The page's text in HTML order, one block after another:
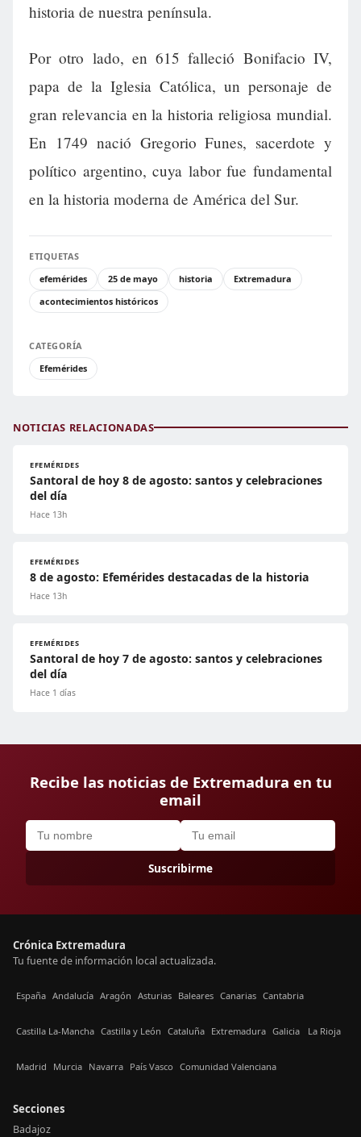
historia de nuestra península.
Por otro lado, en 615 falleció Bonifacio IV,
papa de la Iglesia Católica, un personaje de
gran relevancia en la historia religiosa mundial.
En 1749 nació Gregorio Funes, sacerdote y
político argentino, cuya labor fue fundamental
en la historia moderna de América del Sur.
ETIQUETAS
efemérides
25 de mayo historia
Extremadura
acontecimientos históricos
CATEGORÍA
Efemérides
NOTICIAS RELACIONADAS
EFEMÉRIDES
Santoral de hoy 8 de agosto: santos y celebraciones
del día
Hace 13h
EFEMÉRIDES
8 de agosto: Efemérides destacadas de la historia
Hace 13h
EFEMÉRIDES
Santoral de hoy 7 de agosto: santos y celebraciones
del día
Hace 1 días
Recibe las noticias de Extremadura en tu
email
Suscribirme
Crónica Extremadura
Tu fuente de información local actualizada.
España Andalucía Aragón Asturias Baleares Canarias Cantabria
Castilla La-Mancha Castilla y León Cataluña Extremadura Galicia La Rioja
Madrid Murcia Navarra País Vasco Comunidad Valenciana
Secciones
Badajoz